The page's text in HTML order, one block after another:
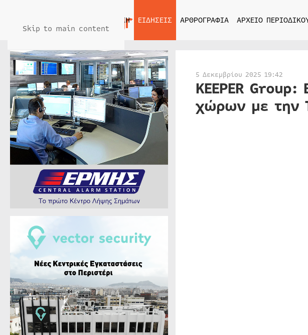
Skip to main content
ΑΡΧΙΚΗ ΕΙΔΗΣΕΙΣ ΑΡΘΡΟΓΡΑΦΙΑ ΑΡΧΕΙΟ
5 Δεκεμβρίου 2025 19:42
KEEPER
χώρων με την